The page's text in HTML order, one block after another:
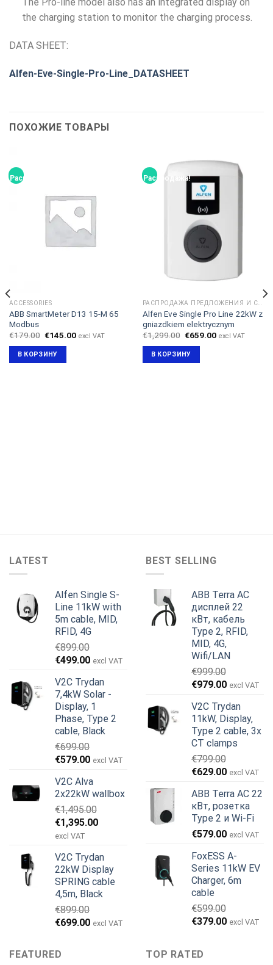
the charging station to monitor the charging process.
DATA SHEET:
Alfen-Eve-Single-Pro-Line_DATASHEET
ПОХОЖИЕ ТОВАРЫ
Распродажа!
ACCESSORIES
ABB SmartMeter D13 15-M 65
Modbus
€179.00 Первоначальная
составляла
€179.00.
€145.00Текущая
excl VAT
В КОРЗИНУ
Распродажа!
Alfen Eve Single Pro Line 22kW z
gniazdkiem elektrycznym
€1,299.00 Первоначальная
составляла
€1,299.00.
€659.00Текущая
excl VAT
В КОРЗИНУ
LATEST
Alfen Single S-
Line 11kW with
5m cable, MID,
RFID, 4G
€899.00
Первоначальная
составляла
€899.00.
€499.00Текущая
€499.00.
excl VAT
V2C Trydan
7,4kW Solar -
Display, 1
Phase, Type 2
cable, Black
€699.00
Первоначальная
составляла
€699.00.
€579.00Текущая
€579.00.
excl VAT
V2C Alva
2x22kW wallbox
€1,495.00
Первоначальная
цена
€1,495.00.
€1,395.00Текущая
excl VAT
V2C Trydan
22kW Display
SPRING cable
4,5m, Black
€899.00
Первоначальная
составляла
€899.00.
€699.00Текущая
excl VAT
BEST SELLING
ABB Terra AC
дисплей 22
кВт, кабель
Type 2, RFID,
MID, 4G,
Wifi/LAN
€999.00
Первоначальная
составляла
€999.00.
€979.00Текущая
€979.00.
excl VAT
V2C Trydan
11kW, Display,
Type 2 cable, 3x
CT clamps
€799.00
Первоначальная
составляла
€799.00.
€629.00Текущая
€629.00.
excl VAT
ABB Terra AC 22
кВт, розетка
Type 2 и Wi-Fi
€579.00 excl VAT
FoxESS A-
Series 11kW EV
Charger, 6m
cable
€599.00
Первоначальная
€599.00.
€379.00Текущая
excl VAT
FEATURED TOP RATED